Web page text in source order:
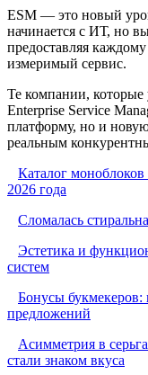
ESM — это новый
начинается с ИТ, но
предоставляя
измеримый сервис.
Те компании, которые
Enterprise Service
платформу, но и
реальным
Каталог
2026 года
Сломалась
Эстетика и
систем
Бонусы букмекеров:
предложений
Асимметрия в
стали знаком вкуса